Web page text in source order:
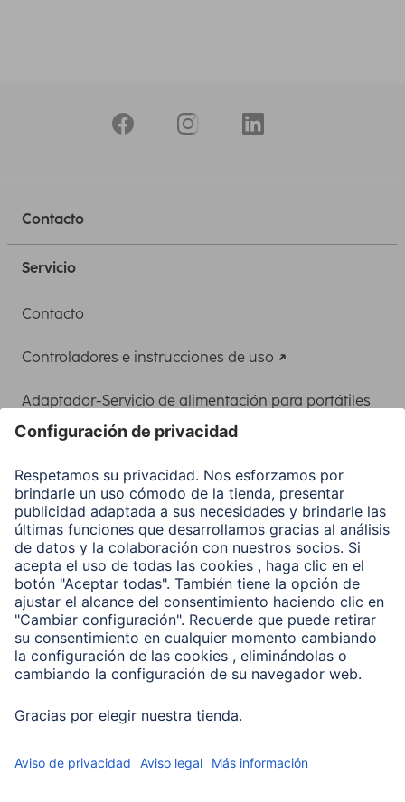
Contacto
Servicio
Contacto
Controladores e instrucciones de uso
Adaptador-Servicio de alimentación para portátiles
Clientes online
Conviértete en distribuidor
Compañía
Historia de la empresa
Hama en todo el Mundo
Sostenibilidad
Business-Portal